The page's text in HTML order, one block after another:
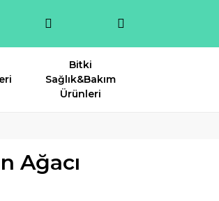
Bitki
Sağlık&Bakım
Ürünleri
Ağacı